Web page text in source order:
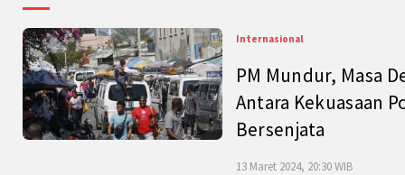
Internasional
PM Mundur, Masa
Antara Kekuasaan
Bersenjata
13 Maret 2024, 20:30 WIB